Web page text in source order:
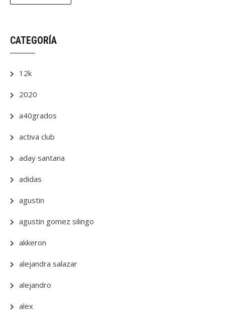
CATEGORÍA
12k
2020
a40grados
activa club
aday santana
adidas
agustin
agustin gomez silingo
akkeron
alejandra salazar
alejandro
alex